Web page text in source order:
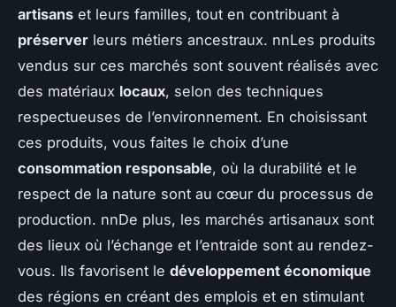
artisans et leurs familles, tout en contribuant à
préserver leurs métiers ancestraux. nnLes produits
vendus sur ces marchés sont souvent réalisés avec
des matériaux locaux, selon des techniques
respectueuses de l’environnement. En choisissant
ces produits, vous faites le choix d’une
consommation responsable, où la durabilité et le
respect de la nature sont au cœur du processus de
production. nnDe plus, les marchés artisanaux sont
des lieux où l’échange et l’entraide sont au rendez-
vous. Ils favorisent le développement économique
des régions en créant des emplois et en stimulant